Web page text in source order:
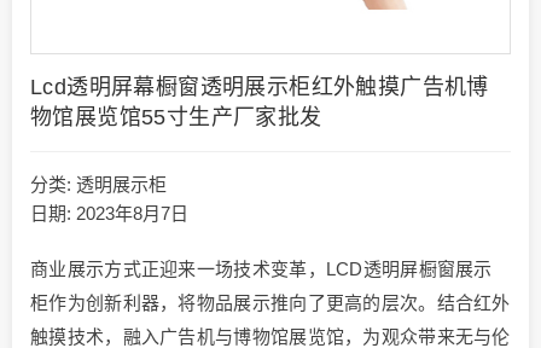
Lcd透明屏幕橱窗透明展示柜红外触摸广告机博
物馆展览馆55寸生产厂家批发
分类: 透明展示柜
日期: 2023年8月7日
商业展示方式正迎来一场技术变革，LCD透明屏橱窗展示
柜作为创新利器，将物品展示推向了更高的层次。结合红外
触摸技术，融入广告机与博物馆展览馆，为观众带来无与伦